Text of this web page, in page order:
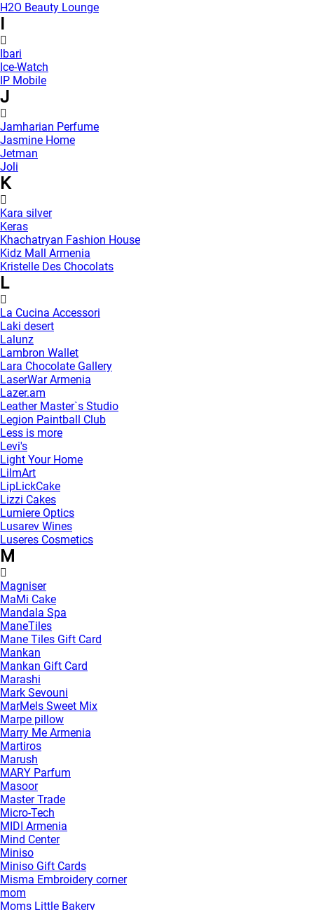
H2O Beauty Lounge
Ibari
Ice-Watch
IP Mobile
J
Jamharian Perfume
Jasmine Home
Jetman
Joli
K
Kara silver
Keras
Khachatryan Fashion House
Kidz Mall Armenia
Kristelle Des Chocolats
L
La Cucina Accessori
Laki desert
Lalunz
Lambron Wallet
Lara Chocolate Gallery
LaserWar Armenia
Lazer.am
Leather Master`s Studio
Legion Paintball Club
Less is more
Levi's
Light Your Home
LilmArt
LipLickCake
Lizzi Cakes
Lumiere Optics
Lusarev Wines
Luseres Cosmetics
M
Magniser
MaMi Cake
Mandala Spa
ManeTiles
Mane Tiles Gift Card
Mankan
Mankan Gift Card
Marashi
Mark Sevouni
MarMels Sweet Mix
Marpe pillow
Marry Me Armenia
Martiros
Marush
MARY Parfum
Masoor
Master Trade
Micro-Tech
MIDI Armenia
Mind Center
Miniso
Miniso Gift Cards
Misma Embroidery corner
mom
Moms Little Bakery